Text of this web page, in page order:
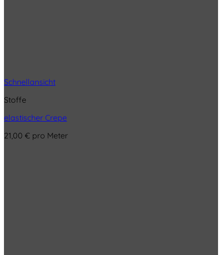
Schnellansicht
Stoffe
elastischer Crepe
21,00 € pro Meter